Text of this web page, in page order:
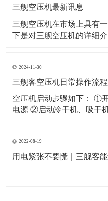
三舰空压机最新讯息
三舰空压机在市场上具有
下是对三舰空压机的详细
系列：该系列空压机采用
节能、省电、低噪音等特点
2024-11-30
三舰客空压机日常操作流程
空压机启动步骤如下： ①
电源 ②启动冷干机、吸干
关闭空压机及冷干机、吸
导如下： ①每天开机
2022-08-19